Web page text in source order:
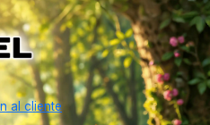
al cliente